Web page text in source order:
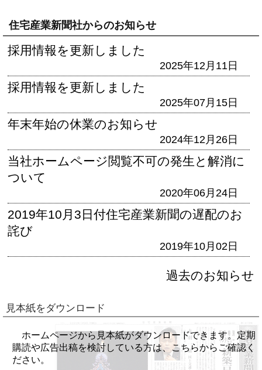
住宅産業新聞社からのお知らせ
採用情報を更新しました
2025年12月11日
採用情報を更新しました
2025年07月15日
年末年始の休業のお知らせ
2024年12月26日
当社ホームページ閲覧不可の発生と解消に
ついて
2020年06月24日
2019年10月3日付住宅産業新聞の遅配のお
詫び
2019年10月02日
過去のお知らせ
見本紙をダウンロード
ホームページから見本紙がダウンロードできます。定期
購読や広告出稿を検討している方は、こちらからご確認く
ださい。